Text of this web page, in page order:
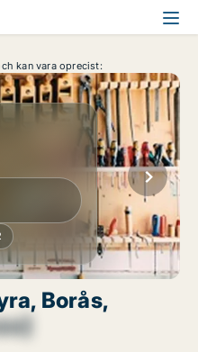
kan vara oprecist:
Borås,